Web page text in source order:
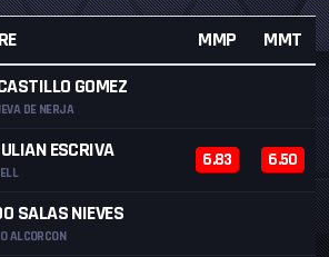
MMP MMT
GOMEZ
DE NERJA
ESCRIVA 6.83 6.50
SALAS NIEVES
ALCORCON